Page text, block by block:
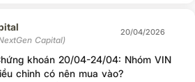
Capital)
20/04/2026
khoán 20/04-24/04: Nhóm VIN
chỉnh có nên mua vào?